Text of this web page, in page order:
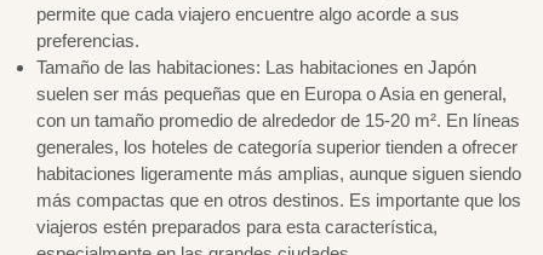
permite que cada viajero encuentre algo acorde a sus
preferencias.
Tamaño de las habitaciones: Las habitaciones en Japón
suelen ser más pequeñas que en Europa o Asia en general,
con un tamaño promedio de alrededor de 15-20 m². En líneas
generales, los hoteles de categoría superior tienden a ofrecer
habitaciones ligeramente más amplias, aunque siguen siendo
más compactas que en otros destinos. Es importante que los
viajeros estén preparados para esta característica,